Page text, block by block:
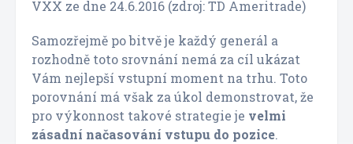
VXX ze dne 24.6.2016 (zdroj: TD Ameritrade)
Samozřejmě po bitvě je každý generál a
rozhodně toto srovnání nemá za cíl ukázat
Vám nejlepší vstupní moment na trhu. Toto
porovnání má však za úkol demonstrovat, že
pro výkonnost takové strategie je velmi
zásadní načasování vstupu do pozice.